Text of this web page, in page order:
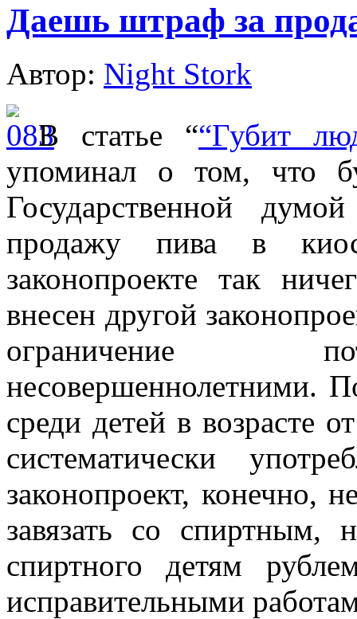
Даешь штраф за
Автор: Night Stork
В статье ““Губит
упоминал о том, что
Государственной
продажу пива в
законопроекте так
внесен другой
ограничение
несовершеннолетними.
среди детей в возрасте
систематически
законопроект, конечно,
завязать со спиртным,
спиртного детям
исправительными